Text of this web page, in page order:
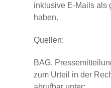
inklusive E-Mails als
haben.
Quellen:
BAG,
zum Urteil in der